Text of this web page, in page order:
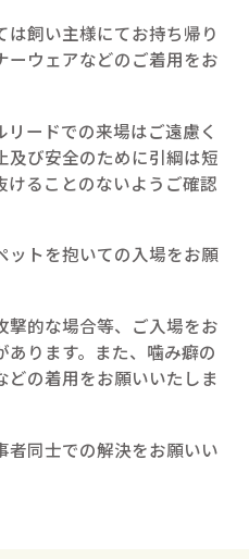
飼い主様にてお持ち帰り
ーウェアなどのご着用をお
ードでの来場はご遠慮く
及び安全のために引綱は短
けることのないようご確認
ットを抱いての入場をお願
撃的な場合等、ご入場をお
ります。また、噛み癖の
どの着用をお願いいたしま
者同士での解決をお願いい